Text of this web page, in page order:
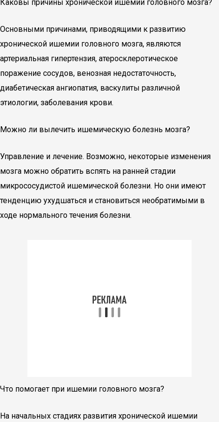
Каковы причины хронической ишемии головного мозга?
Основными причинами, приводящими к развитию
хронической ишемии головного мозга, являются
артериальная гипертензия, атеросклеротическое
поражение сосудов, венозная недостаточность,
диабетическая ангиопатия, васкулиты различной
этиологии, заболевания крови.
Можно ли вылечить ишемическую болезнь мозга?
Управление и лечение. Возможно, некоторые изменения
мозга можно обратить вспять на ранней стадии
микрососудистой ишемической болезни. Но они имеют
тенденцию ухудшаться и становиться необратимыми в
ходе нормального течения болезни.
Что помогает при ишемии головного мозга?
На начальных стадиях развития хронической ишемии